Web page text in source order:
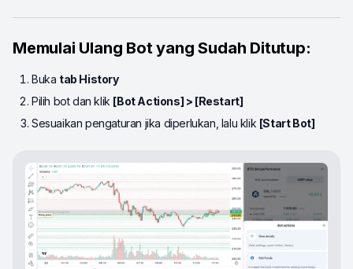
Memulai Ulang Bot yang Sudah Ditutup:
Buka tab History
Pilih bot dan klik [Bot Actions] > [Restart]
Sesuaikan pengaturan jika diperlukan, lalu klik [Start Bot]